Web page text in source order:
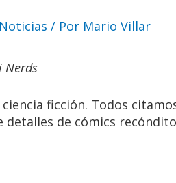
Noticias / Por Mario Villar
Nerds
ciencia ficción. Todos
de cómics